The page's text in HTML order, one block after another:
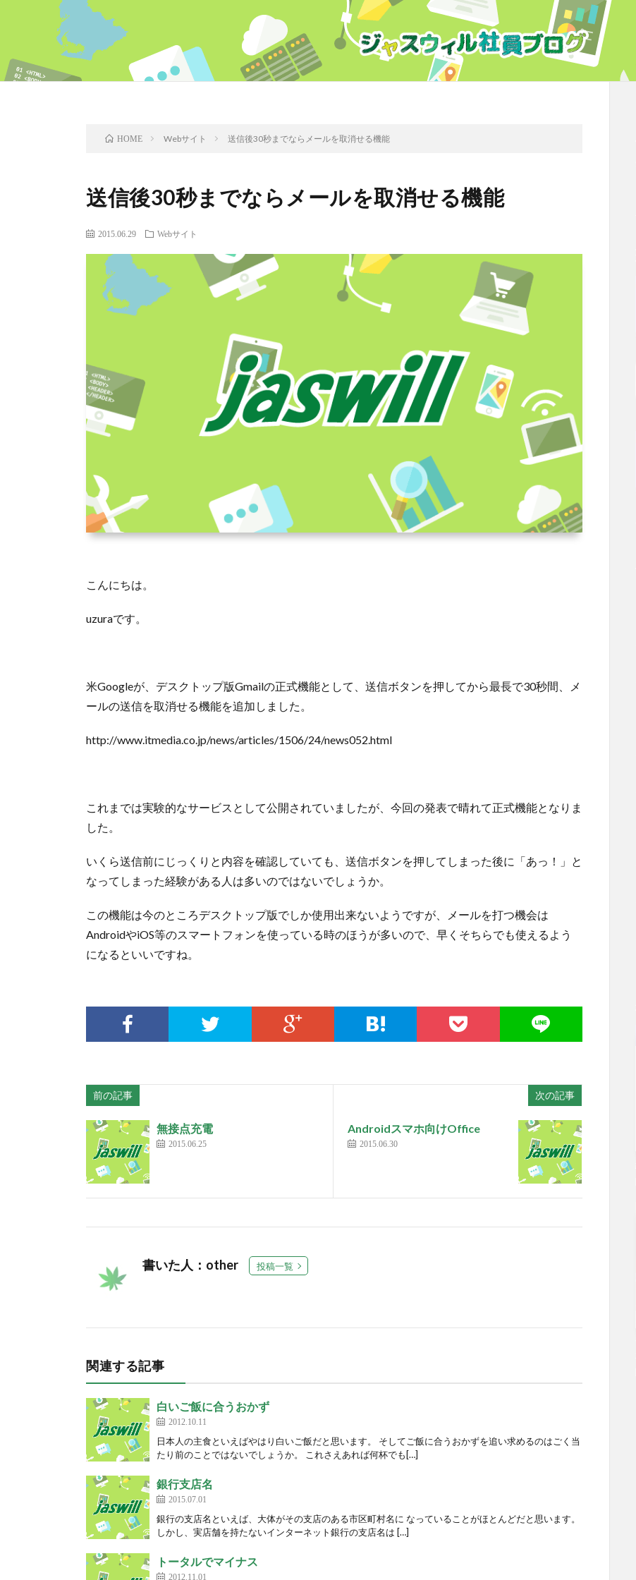
HOME Webサイト 送信後30秒までならメールを取消せる機能
送信後30秒までならメールを取消せる機能
2015.06.29 Webサイト
こんにちは。
uzuraです。
米Googleが、デスクトップ版Gmailの正式機能として、送信ボタンを押してから最長で30秒間、メ
ールの送信を取消せる機能を追加しました。
http://www.itmedia.co.jp/news/articles/1506/24/news052.html
これまでは実験的なサービスとして公開されていましたが、今回の発表で晴れて正式機能となりま
した。
いくら送信前にじっくりと内容を確認していても、送信ボタンを押してしまった後に「あっ！」と
なってしまった経験がある人は多いのではないでしょうか。
この機能は今のところデスクトップ版でしか使用出来ないようですが、メールを打つ機会は
AndroidやiOS等のスマートフォンを使っている時のほうが多いので、早くそちらでも使えるよう
になるといいですね。
前の記事
無接点充電
2015.06.25
次の記事
Androidスマホ向けOffice
2015.06.30
書いた人：other 投稿一覧
関連する記事
白いご飯に合うおかず
2012.10.11
日本人の主食といえばやはり白いご飯だと思います。 そしてご飯に合うおかずを追い求めるのはごく当
たり前のことではないでしょうか。 これさえあれば何杯でも[…]
銀行支店名
2015.07.01
銀行の支店名といえば、大体がその支店のある市区町村名に なっていることがほとんどだと思います。
しかし、実店舗を持たないインターネット銀行の支店名は […]
トータルでマイナス
2012.11.01